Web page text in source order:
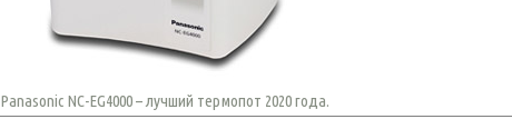
Panasonic NC-EG4000 – лучший термопот 2020 года.